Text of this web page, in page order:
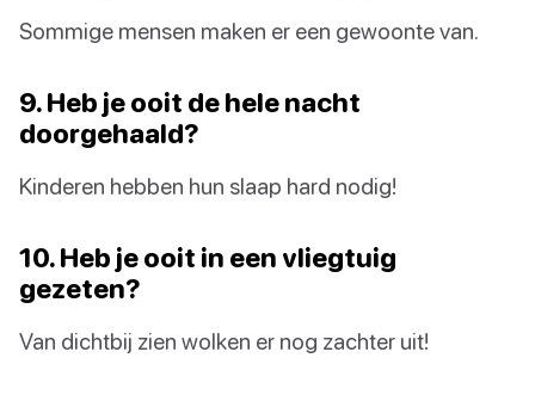
Sommige mensen maken er een gewoonte van.
9. Heb je ooit de hele nacht
doorgehaald?
Kinderen hebben hun slaap hard nodig!
10. Heb je ooit in een vliegtuig
gezeten?
Van dichtbij zien wolken er nog zachter uit!